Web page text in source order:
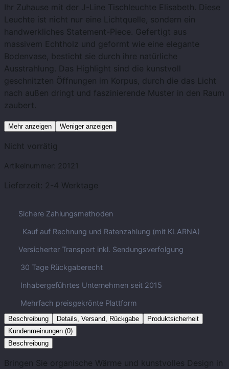
Ihr Zuhause mit der J-Line Tischleuchte Elisabeth. Diese
Leuchte ist nicht nur eine Lichtquelle, sondern ein
handwerkliches Statement-Piece. Gefertigt aus
massivem Echtholz und geformt wie eine elegante
Bodenvase, besticht sie durch ihre natürliche
Ausstrahlung. Das Highlight sind die kunstvoll
geschnitzten Öffnungen im Korpus, durch die das Licht
nach außen dringt und faszinierende Muster in den Raum
zaubert.
Mehr anzeigen Weniger anzeigen
Nicht vorrätig
Artikelnummer: 20121
Lieferzeit: 2-4 Werktage
Sichere Zahlungsmethoden
Kauf auf Rechnung und Ratenzahlung (mit KLARNA)
Versicherter Transport inkl. Sendungsverfolgung
30 Tage Rückgaberecht
Inhabergeführtes Unternehmen seit 2015
Mehrfach preisgekrönte Plattform
Beschreibung Details, Versand, Rückgabe
Produktsicherheit
Kundenmeinungen (0)
Beschreibung
Bringen Sie organische Wärme und kunstvolles Design in